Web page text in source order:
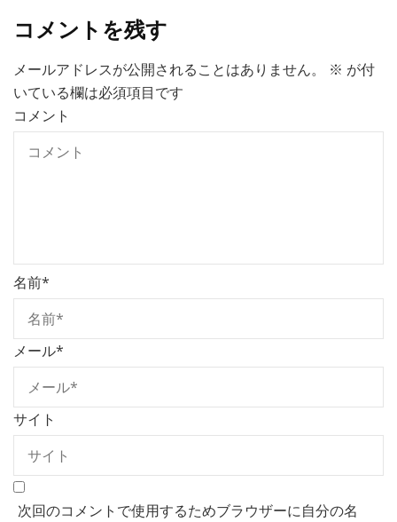
コメントを残す
メールアドレスが公開されることはありません。 ※ が付
いている欄は必須項目です
コメント
名前*
メール*
サイト
次回のコメントで使用するためブラウザーに自分の名